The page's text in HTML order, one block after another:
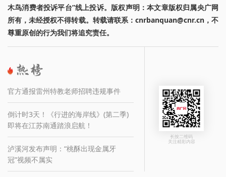
木鸟消费者投诉平台”线上投诉。版权声明：本文章版权归属央广网
所有，未经授权不得转载。转载请联系：cnrbanquan@cnr.cn，不
尊重原创的行为我们将追究责任。
官方通报雷州特教老师招聘违规事件
倒计时3天！《行进的海岸线》(第二季)
即将在江苏南通踏浪启航！
泸溪河发布声明：“桃酥出现金属牙
冠”视频不属实
长按二维码
关注精彩内容